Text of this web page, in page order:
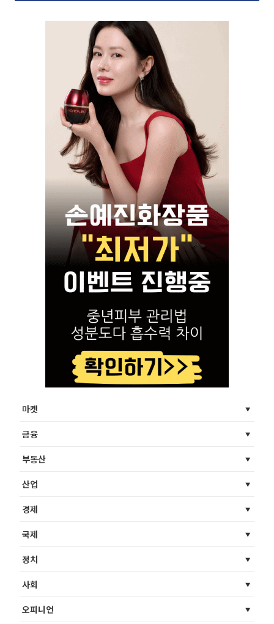
마켓
금융
부동산
산업
경제
국제
정치
사회
오피니언